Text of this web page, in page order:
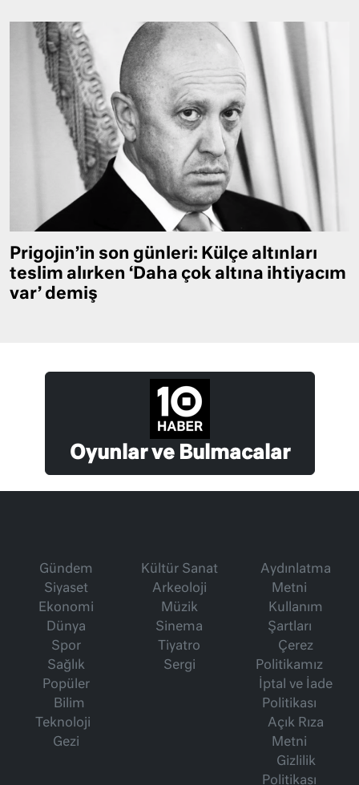
Prigojin’in son günleri: Külçe altınları
teslim alırken ‘Daha çok altına ihtiyacım
var’ demiş
Oyunlar ve Bulmacalar
Gündem
Siyaset
Ekonomi
Dünya
Spor
Sağlık
Popüler
Bilim
Teknoloji
Gezi
Kültür Sanat
Arkeoloji
Müzik
Sinema
Tiyatro
Sergi
Aydınlatma
Metni
Kullanım
Şartları
Çerez
Politikamız
İptal ve İade
Politikası
Açık Rıza
Metni
Gizlilik
Politikası